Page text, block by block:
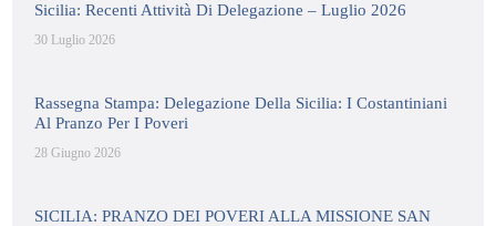
Sicilia: Recenti Attività Di Delegazione – Luglio 2026
30 Luglio 2026
Rassegna Stampa: Delegazione Della Sicilia: I Costantiniani
Al Pranzo Per I Poveri
28 Giugno 2026
SICILIA: PRANZO DEI POVERI ALLA MISSIONE SAN